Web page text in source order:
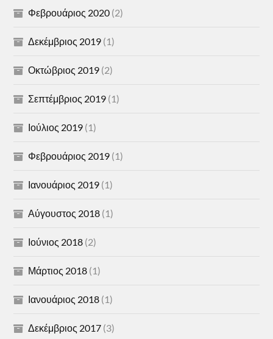
Φεβρουάριος 2020 (2)
Δεκέμβριος 2019 (1)
Οκτώβριος 2019 (2)
Σεπτέμβριος 2019 (1)
Ιούλιος 2019 (1)
Φεβρουάριος 2019 (1)
Ιανουάριος 2019 (1)
Αύγουστος 2018 (1)
Ιούνιος 2018 (2)
Μάρτιος 2018 (1)
Ιανουάριος 2018 (1)
Δεκέμβριος 2017 (3)